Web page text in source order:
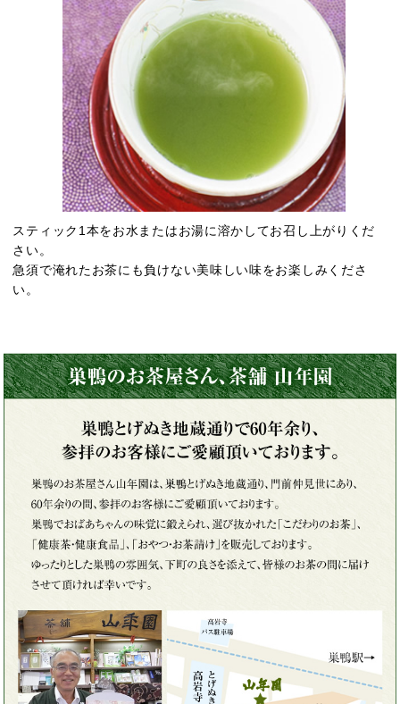
スティック1本をお水またはお湯に溶かしてお召し上がりくだ
さい。
急須で淹れたお茶にも負けない美味しい味をお楽しみくださ
い。